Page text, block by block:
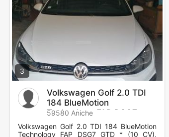
3
Volkswagen Golf 2.0 TDI
184 BlueMotion
Technology FAP DSG7
GTD
59580 Aniche
Volkswagen Golf 2.0 TDI 184 BlueMotion
Technology FAP DSG7 GTD * (10 CV),